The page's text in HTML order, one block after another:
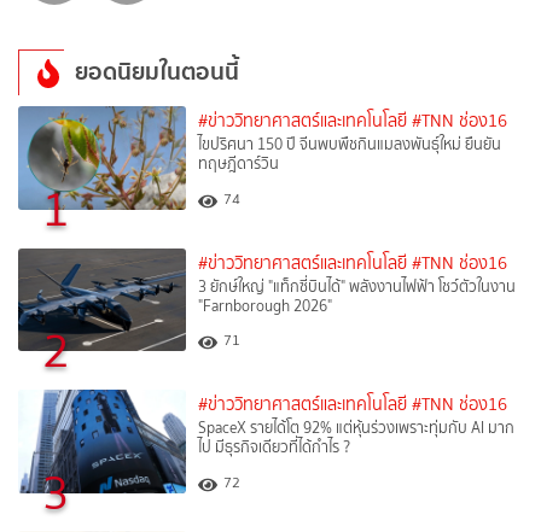
ยอดนิยมในตอนนี้
1
#ข่าววิทยาศาสตร์และเทคโนโลยี #TNN ช่อง16
ไขปริศนา 150 ปี จีนพบพืชกินแมลงพันธุ์ใหม่ ยืนยัน
ทฤษฎีดาร์วิน
74
2
#ข่าววิทยาศาสตร์และเทคโนโลยี #TNN ช่อง16
3 ยักษ์ใหญ่ "แท็กซี่บินได้" พลังงานไฟฟ้า โชว์ตัวในงาน
"Farnborough 2026"
71
3
#ข่าววิทยาศาสตร์และเทคโนโลยี #TNN ช่อง16
SpaceX รายได้โต 92% แต่หุ้นร่วงเพราะทุ่มกับ AI มาก
ไป มีธุรกิจเดียวที่ได้กำไร ?
72